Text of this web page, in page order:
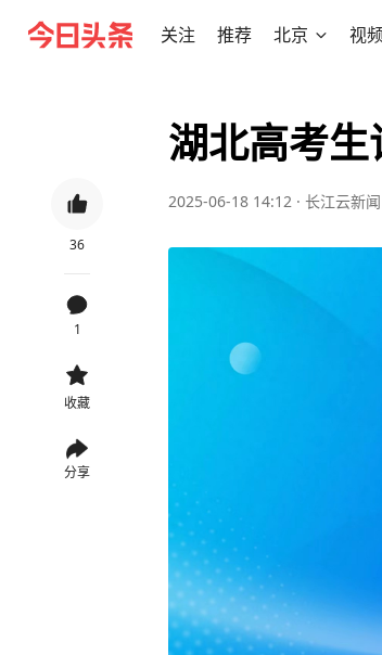
关注 推荐 北京 视
36
1
收藏
分享
湖北高考
2025-06-18 14:12 · 长江云新闻